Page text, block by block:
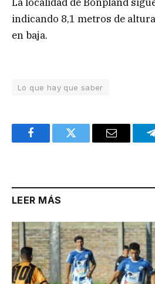
indicando 8,1 metros de
en baja.
Lo que hay que saber
FacebookTwitter Email
LEER MÁS